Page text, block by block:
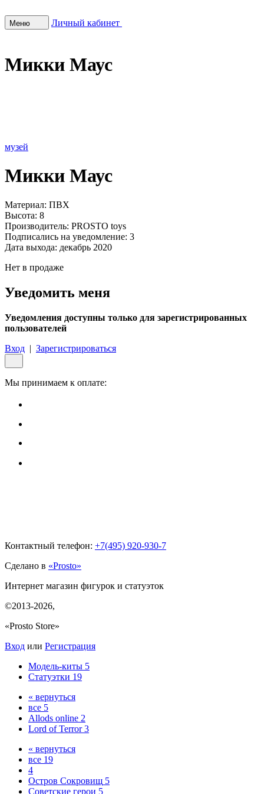
Меню Личный кабинет
Микки Маус
музей
Микки Маус
Материал: ПВХ
Высота: 8
Производитель: PROSTO toys
Подписались на уведомление: 3
Дата выхода: декабрь 2020
Нет в продаже
Уведомить меня
Уведомления доступны только для зарегистрированных
пользователей
Вход | Зарегистрироваться
Мы принимаем к оплате:
Контактный телефон: +7(495) 920-930-7
Сделано в «Prosto»
Интернет магазин фигурок и статуэток
©2013-2026,
«Prosto Store»
Вход или Регистрация
Модель-киты 5
Статуэтки 19
« вернуться
все 5
Allods online 2
Lord of Terror 3
« вернуться
все 19
4
Остров Сокровищ 5
Советские герои 5